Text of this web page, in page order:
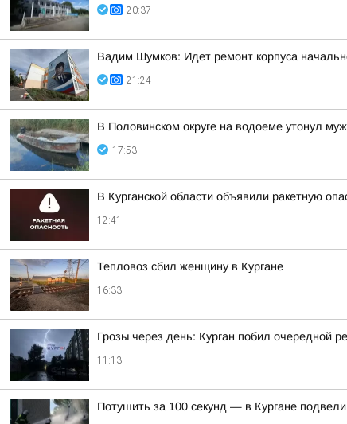
20:37
Вадим Шумков: Идет ремонт корпуса
21:24
В Половинском округе на водоеме утонул
17:53
В Курганской области объявили ракетную
12:41
Тепловоз сбил женщину в Кургане
16:33
Грозы через день: Курган побил очередной
11:13
Потушить за 100 секунд — в Кургане